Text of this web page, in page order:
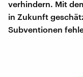
verhindern. Mit
in Zukunft
Subventionen